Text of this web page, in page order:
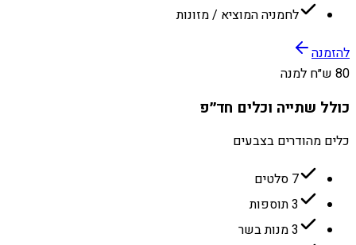
לחמניה המוציא / מזונות
להזמנה
80 ש״ח למנה
כולל שתייה וכלים חד״פ
כלים מהודרים בצבעים
7 סלטים
3 תוספות
3 מנות בשר